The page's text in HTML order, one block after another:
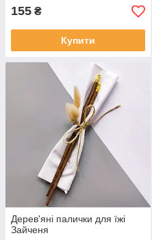
155 ₴
Купити
Дерев'яні палички для їжі
Зайченя